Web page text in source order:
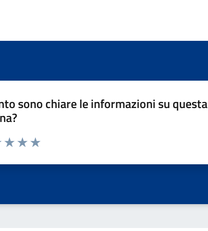
sono chiare le informazioni su questa
1 a 5 stelle la pagina